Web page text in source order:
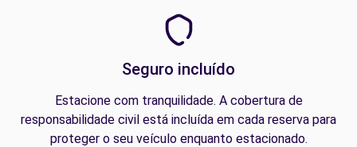
Seguro incluído
Estacione com tranquilidade. A cobertura de
responsabilidade civil está incluída em cada reserva para
proteger o seu veículo enquanto estacionado.